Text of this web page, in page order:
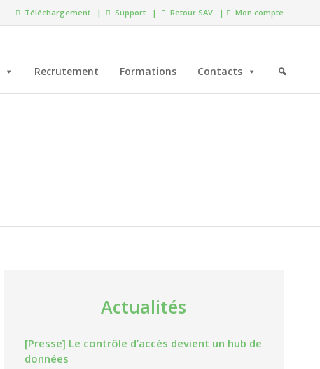
Téléchargement | Support | Retour SAV | Mon compte
Recrutement Formations Contacts
Actualités
[Presse] Le contrôle d’accès devient un hub de
données